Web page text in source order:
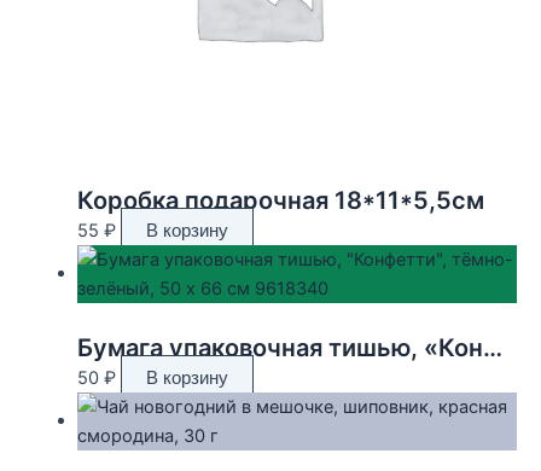
Коробка подарочная 18*11*5,5см
55 ₽ В корзину
Бумага упаковочная тишью, «Конфетти», тёмно-зелёный, 50 х 66 см 9618340
50 ₽ В корзину